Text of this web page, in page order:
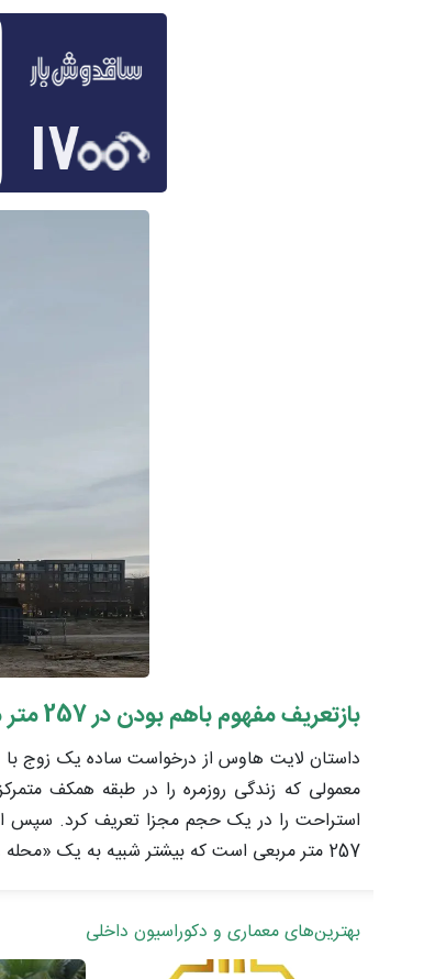
بازتعریف مفهوم باهم بودن در257
داستان لایت هاوس از درخواست ساده یک زوج با
معمولی که زندگی روزمره را در طبقه همکف
استراحت را در یک حجم مجزا تعریف کرد. سپس
257 متر مربعی است که بیشتر شبیه به یک «محله عمودی کوچک» به نظر می رسد تا یک ساختمان مسکونی معمولی.
بهترین‌های معماری و دکوراسیون داخلی